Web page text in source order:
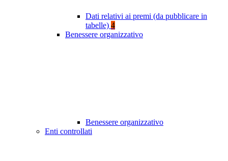
Dati relativi ai premi (da pubblicare in
tabelle) 4
Benessere organizzativo
Benessere organizzativo
Enti controllati